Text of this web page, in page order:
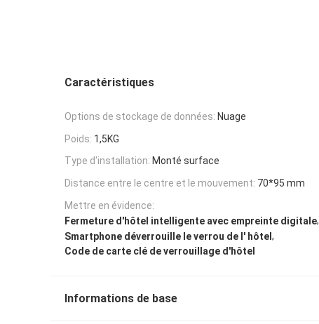
Caractéristiques
Options de stockage de données: Nuage
Poids: 1,5KG
Type d'installation: Monté surface
Distance entre le centre et le mouvement: 70*95 mm
Mettre en évidence:
Fermeture d'hôtel intelligente avec empreinte digitale,
Smartphone déverrouille le verrou de l' hôtel,
Code de carte clé de verrouillage d'hôtel
Informations de base